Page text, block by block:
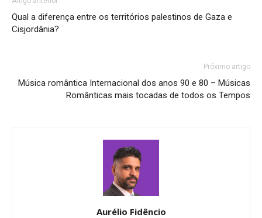
Qual a diferença entre os territórios palestinos de Gaza e
Cisjordânia?
Próximo artigo
Música romântica Internacional dos anos 90 e 80 – Músicas
Românticas mais tocadas de todos os Tempos
Aurélio Fidêncio